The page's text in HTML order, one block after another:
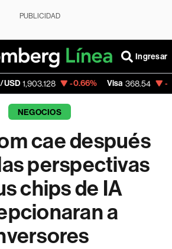
PUBLICIDAD
Ingresar
-0.66% Visa 368.54 -0.28%
NEGOCIOS
cae después
perspectivas
chips de IA
a